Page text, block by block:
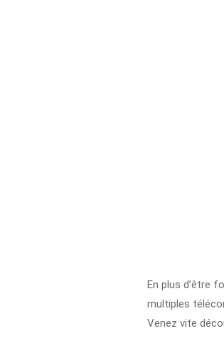
En plus d’être
multiples
Venez vite